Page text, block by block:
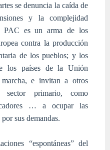
se denuncia la caída de
y la complejidad
PAC es un arma de los
contra la producción
de los pueblos; y los
los países de la Unión
e invitan a otros
primario, como
… a ocupar las
sus demandas.
“espontáneas” del